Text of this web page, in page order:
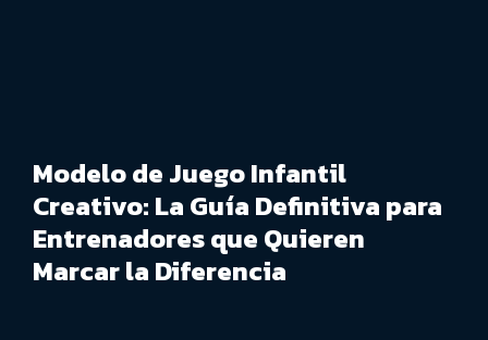
Modelo de Juego Infantil
Creativo: La Guía Definitiva para
Entrenadores que Quieren
Marcar la Diferencia